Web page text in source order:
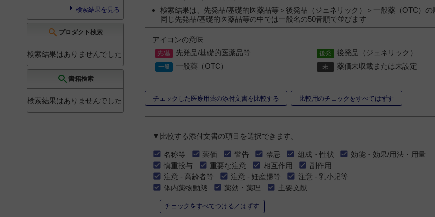
検索結果を見る
search プロダクト検索
検索結果はありませんでした
search 書籍検索
検索結果はありませんでした
検索結果は、先発品/基礎的医薬品等＞後発品（ジェネリック）＞一般薬（OTC）の
同じ先発品/基礎的医薬品等の中では一般名の50音順で並びます
アイコンの意味
先発品/基礎的医薬品等
後発品（ジェネリック）
一般薬（OTC）
薬価未収載または未設定
チェックした医療用薬の添付文書を比較する 比較用のチェックをすべてはずす
▼比較する添付文書の項目を選択できます。
名称等 薬価 警告 禁忌 組成・性状
効能・効果/用法・用量
慎重投与
重要な注意 相互作用
副作用
注意 - 高齢者等
注意 - 妊産婦等
注意 - 乳小児等
体内薬物動態
薬効・薬理 主要文献
チェックをすべてつける／はずす